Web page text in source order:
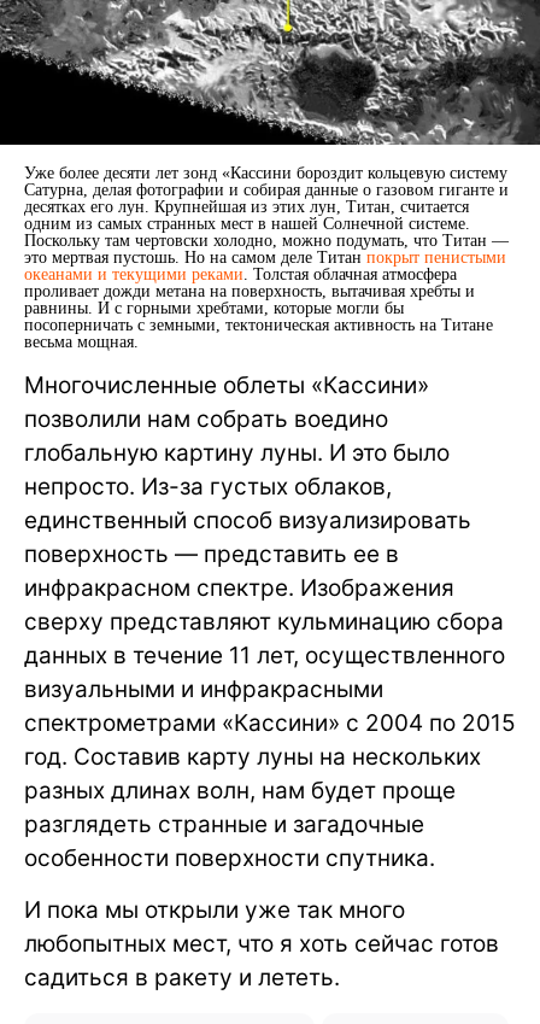
Уже более десяти лет зонд «Кассини бороздит кольцевую систему
Сатурна, делая фотографии и собирая данные о газовом гиганте и
десятках его лун. Крупнейшая из этих лун, Титан, считается
одним из самых странных мест в нашей Солнечной системе.
Поскольку там чертовски холодно, можно подумать, что Титан —
это мертвая пустошь. Но на самом деле Титан покрыт пенистыми
океанами и текущими реками. Толстая облачная атмосфера
проливает дожди метана на поверхность, вытачивая хребты и
равнины. И с горными хребтами, которые могли бы
посоперничать с земными, тектоническая активность на Титане
весьма мощная.
Многочисленные облеты «Кассини»
позволили нам собрать воедино
глобальную картину луны. И это было
непросто. Из-за густых облаков,
единственный способ визуализировать
поверхность — представить ее в
инфракрасном спектре. Изображения
сверху представляют кульминацию сбора
данных в течение 11 лет, осуществленного
визуальными и инфракрасными
спектрометрами «Кассини» с 2004 по 2015
год. Составив карту луны на нескольких
разных длинах волн, нам будет проще
разглядеть странные и загадочные
особенности поверхности спутника.
И пока мы открыли уже так много
любопытных мест, что я хоть сейчас готов
садиться в ракету и лететь.